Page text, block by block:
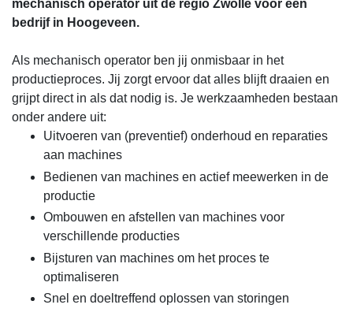
mechanisch operator uit de regio Zwolle voor een
bedrijf in Hoogeveen.
Als mechanisch operator ben jij onmisbaar in het
productieproces. Jij zorgt ervoor dat alles blijft draaien en
grijpt direct in als dat nodig is. Je werkzaamheden bestaan
onder andere uit:
Uitvoeren van (preventief) onderhoud en reparaties
aan machines
Bedienen van machines en actief meewerken in de
productie
Ombouwen en afstellen van machines voor
verschillende producties
Bijsturen van machines om het proces te
optimaliseren
Snel en doeltreffend oplossen van storingen